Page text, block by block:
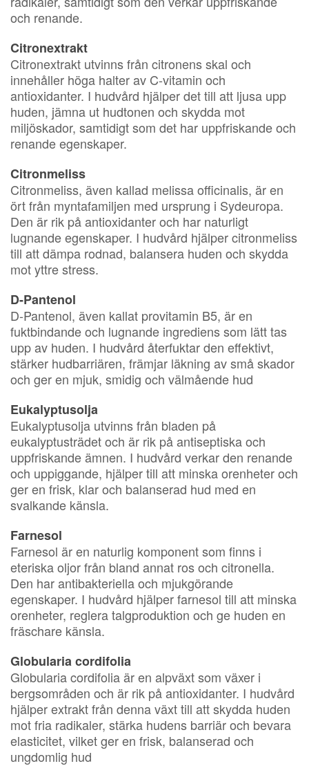
och renande.
Citronextrakt
Citronextrakt utvinns från citronens skal och
innehåller höga halter av C-vitamin och
antioxidanter. I hudvård hjälper det till att ljusa upp
huden, jämna ut hudtonen och skydda mot
miljöskador, samtidigt som det har uppfriskande och
renande egenskaper.
Citronmeliss
Citronmeliss, även kallad melissa officinalis, är en
ört från myntafamiljen med ursprung i Sydeuropa.
Den är rik på antioxidanter och har naturligt
lugnande egenskaper. I hudvård hjälper citronmeliss
till att dämpa rodnad, balansera huden och skydda
mot yttre stress.
D-Pantenol
D-Pantenol, även kallat provitamin B5, är en
fuktbindande och lugnande ingrediens som lätt tas
upp av huden. I hudvård återfuktar den effektivt,
stärker hudbarriären, främjar läkning av små skador
och ger en mjuk, smidig och välmående hud
Eukalyptusolja
Eukalyptusolja utvinns från bladen på
eukalyptusträdet och är rik på antiseptiska och
uppfriskande ämnen. I hudvård verkar den renande
och uppiggande, hjälper till att minska orenheter och
ger en frisk, klar och balanserad hud med en
svalkande känsla.
Farnesol
Farnesol är en naturlig komponent som finns i
eteriska oljor från bland annat ros och citronella.
Den har antibakteriella och mjukgörande
egenskaper. I hudvård hjälper farnesol till att minska
orenheter, reglera talgproduktion och ge huden en
fräschare känsla.
Globularia cordifolia
Globularia cordifolia är en alpväxt som växer i
bergsområden och är rik på antioxidanter. I hudvård
hjälper extrakt från denna växt till att skydda huden
mot fria radikaler, stärka hudens barriär och bevara
elasticitet, vilket ger en frisk, balanserad och
ungdomlig hud